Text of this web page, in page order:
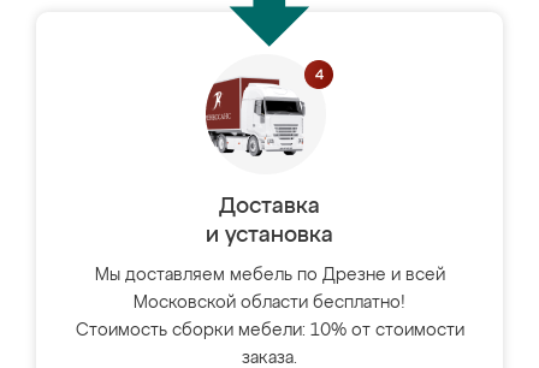
Доставка
и установка
Мы доставляем мебель по Дрезне и всей
Московской области бесплатно!
Стоимость сборки мебели: 10% от стоимости
заказа.